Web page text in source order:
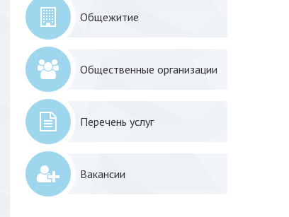
Общежитие
Общественные организации
Перечень услуг
Вакансии